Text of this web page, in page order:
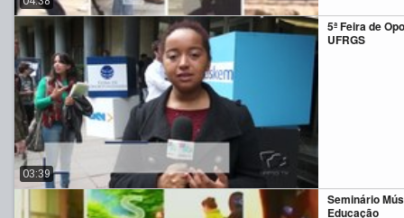
5ª Feira de
UFRGS
03:39
Seminário
Educação